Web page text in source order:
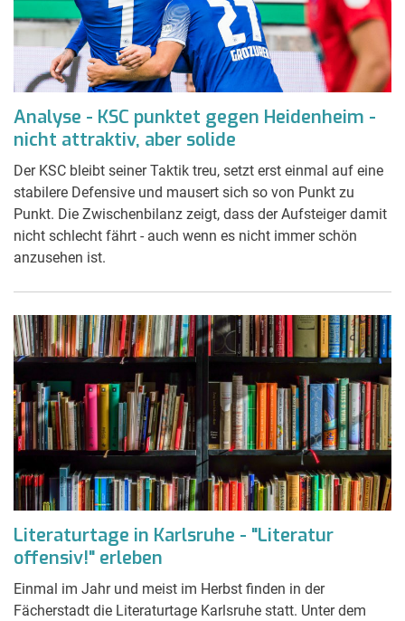
Analyse - KSC punktet gegen Heidenheim -
nicht attraktiv, aber solide
Der KSC bleibt seiner Taktik treu, setzt erst einmal auf eine
stabilere Defensive und mausert sich so von Punkt zu
Punkt. Die Zwischenbilanz zeigt, dass der Aufsteiger damit
nicht schlecht fährt - auch wenn es nicht immer schön
anzusehen ist.
Literaturtage in Karlsruhe - "Literatur
offensiv!" erleben
Einmal im Jahr und meist im Herbst finden in der
Fächerstadt die Literaturtage Karlsruhe statt. Unter dem